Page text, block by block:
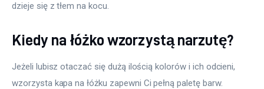
dzieje się z tłem na kocu.
Kiedy na łóżko wzorzystą narzutę?
Jeżeli lubisz otaczać się dużą ilością kolorów i ich odcieni,
wzorzysta kapa na łóżku zapewni Ci pełną paletę barw.